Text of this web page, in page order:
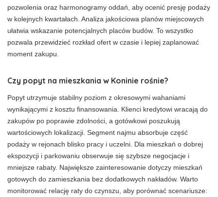
pozwolenia oraz harmonogramy oddań, aby ocenić presję podaży
w kolejnych kwartałach. Analiza jakościowa planów miejscowych
ułatwia wskazanie potencjalnych placów budów. To wszystko
pozwala przewidzieć rozkład ofert w czasie i lepiej zaplanować
moment zakupu.
Czy popyt na mieszkania w Koninie rośnie?
Popyt utrzymuje stabilny poziom z okresowymi wahaniami
wynikającymi z kosztu finansowania. Klienci kredytowi wracają do
zakupów po poprawie zdolności, a gotówkowi poszukują
wartościowych lokalizacji. Segment najmu absorbuje część
podaży w rejonach blisko pracy i uczelni. Dla mieszkań o dobrej
ekspozycji i parkowaniu obserwuje się szybsze negocjacje i
mniejsze rabaty. Największe zainteresowanie dotyczy mieszkań
gotowych do zamieszkania bez dodatkowych nakładów. Warto
monitorować relację raty do czynszu, aby porównać scenariusze: